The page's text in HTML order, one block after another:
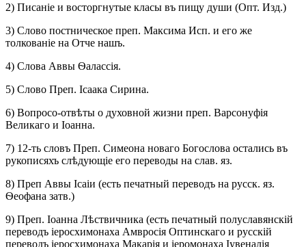
2) Писаніе и восторгнутые класы въ пищу души (Опт. Изд.)
3) Слово постническое преп. Максима Исп. и его же
толкованіе на Отче нашъ.
4) Слова Аввы Ѳалассія.
5) Слово Преп. Ісаака Сирина.
6) Вопросо-отвѣты о духовной жизни преп. Варсонуфія
Великаго и Іоанна.
7) 12-ть словъ Преп. Симеона новаго Богослова остались въ
рукописяхъ слѣдующіе его переводы на слав. яз.
8) Преп Аввы Ісаіи (есть печатный переводъ на русск. яз.
Ѳеофана затв.)
9) Преп. Іоанна Лѣствичника (есть печатный полуславянскій
переводъ іеросхимонаха Амвросія Оптинскаго и русскій
переводъ іеросхимонаха Макарія и іеромонаха Іувеналія